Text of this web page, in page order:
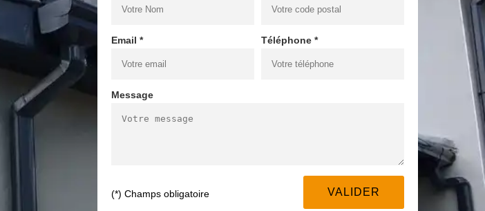
Email * Téléphone *
Message
(*) Champs obligatoire